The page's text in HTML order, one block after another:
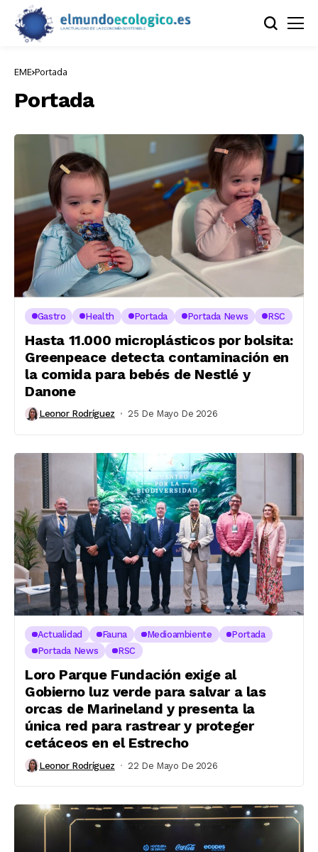
EME Portada
Portada
Gastro Health Portada Portada News RSC
Hasta 11.000 microplásticos por bolsita:
Greenpeace detecta contaminación en
la comida para bebés de Nestlé y
Danone
Leonor Rodríguez 25 De Mayo De 2026
Actualidad Fauna Medioambiente
Portada
Portada News
RSC
Loro Parque Fundación exige al
Gobierno luz verde para salvar a las
orcas de Marineland y presenta la
única red para rastrear y proteger
cetáceos en el Estrecho
Leonor Rodríguez 22 De Mayo De 2026